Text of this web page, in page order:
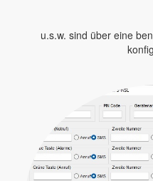
u.s.w. sind über eine